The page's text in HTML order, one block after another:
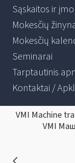
Sąskaitos ir
Mokesčių
Mokesčių
Seminarai
Tarptautinis
Kontaktai /
VMI Machine
VMI